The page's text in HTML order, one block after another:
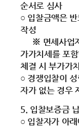
순서로 심사
○ 입찰금액은
작성
※ 면세사업자
가가치세를 포
체결 시 부가가
○ 경쟁입찰이
자가 없는 경우
5. 입찰보증금
○ 입찰자가 아